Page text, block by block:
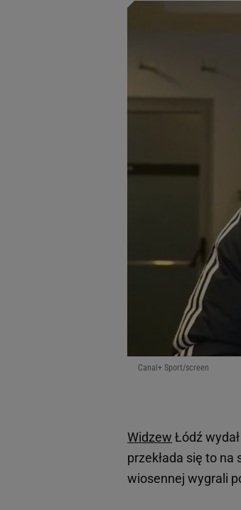
Canal+ Sport/screen
Widzew Łódź
przekłada się to
wiosennej wygrali